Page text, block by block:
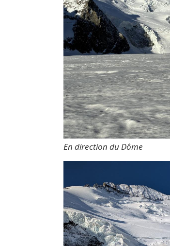
En direction du Dôme